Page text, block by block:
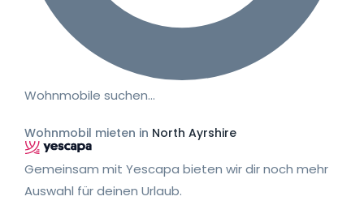
Wohnmobile suchen…
Wohnmobil mieten in North Ayrshire
Gemeinsam mit Yescapa bieten wir dir noch mehr
Auswahl für deinen Urlaub.